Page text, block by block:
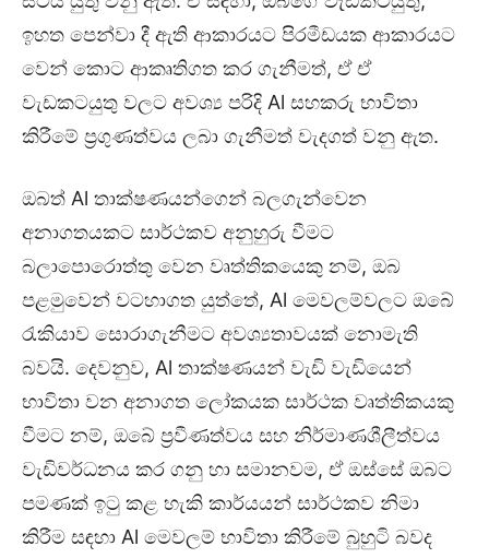
ඉහත පෙන්වා දී ඇති ආකාරයට පිරමීඩයක ආකාරයට
වෙන් කොට ආකෘතිගත කර ගැනීමත්, ඒ ඒ
වැඩකටයුතු වලට අවශ්‍ය පරිදි Al සහකරු භාවිතා
කිරීමේ ප්‍රගුණත්වය ලබා ගැනීමත් වැදගත් වනු ඇත.
ඔබත් Al තාක්ෂණයන්ගෙන් බලගැන්වෙන
අනාගතයකට සාර්ථකව අනුහුරු වීමට
බලාපොරොත්තු වෙන වෘත්තිකයෙකු නම්, ඔබ
පළමුවෙන් වටහාගත යුත්තේ, Al මෙවලම්වලට ඔබේ
රැකියාව සොරාගැනීමට අවශ්‍යතාවයක් නොමැති
බවයි. දෙවනුව, Al තාක්ෂණයන් වැඩි වැඩියෙන්
භාවිතා වන අනාගත ලෝකයක සාර්ථක වෘත්තිකයකු
වීමට නම්, ඔබේ ප්‍රවීණත්වය සහ නිර්මාණශීලීත්වය
වැඩිවර්ධනය කර ගනු හා සමානවම, ඒ ඔස්සේ ඔබට
පමණක් ඉටු කළ හැකි කාර්යයන් සාර්ථකව නිමා
කිරීම සඳහා Al මෙවලම් භාවිතා කිරීමේ බුහුටි බවද